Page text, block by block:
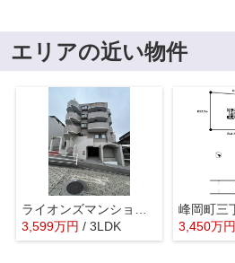
エリアの近い物件
3,599万円 / 3LDK
3,450万円